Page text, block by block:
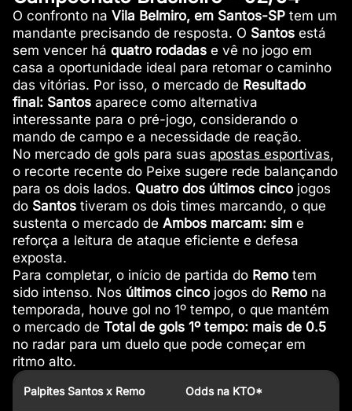
O confronto na Vila Belmiro, em Santos-SPtem um
mandante precisando de resposta. O Santosestá
sem vencer há quatro rodadase vê no jogo em
casa a oportunidade ideal para retomar o caminho
das vitórias. Por isso, o mercado de Resultado
final: Santosaparece como alternativa
interessante para o pré-jogo, considerando o
mando de campo e a necessidade de reação.
No mercado de gols para suas apostas esportivas,
o recorte recente do Peixe sugere rede balançando
para os dois lados. Quatro dos últimos cincojogos
do Santostiveram os dois times marcando, o que
sustenta o mercado de Ambos marcam: sime
reforça a leitura de ataque eficiente e defesa
exposta.
Para completar, o início de partida do Remotem
sido intenso. Nos últimos cincojogos do Remona
temporada, houve gol no 1º tempo, o que mantém
o mercado de Total de gols 1º tempo: mais de 0.5
no radar para um duelo que pode começar em
ritmo alto.
Palpites Santos x Remo Odds na KTO*